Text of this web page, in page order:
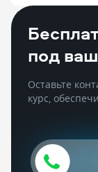
под
Оставьте
курс,